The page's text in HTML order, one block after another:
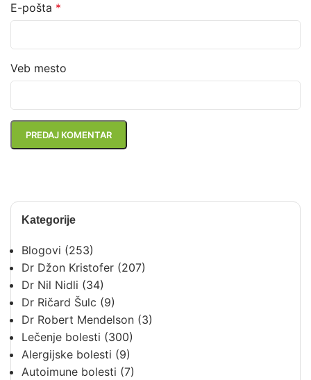
Kategorije
Blogovi (253)
Dr Džon Kristofer (207)
Dr Nil Nidli (34)
Dr Ričard Šulc (9)
Dr Robert Mendelson (3)
Lečenje bolesti (300)
Alergijske bolesti (9)
Autoimune bolesti (7)
E-pošta *
Veb mesto